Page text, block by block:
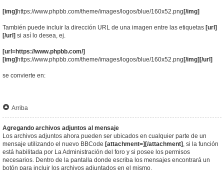
[img] https://www.phpbb.com/theme/images/logos/blue/160x52.png [/img]
También puede incluir la dirección URL de una imagen entre las etiquetas [url]
[/url] si así lo desea, ej.
[url=https://www.phpbb.com/]
[img] https://www.phpbb.com/theme/images/logos/blue/160x52.png [/img][/url]
se convierte en:
Arriba
Agregando archivos adjuntos al mensaje
Los archivos adjuntos ahora pueden ser ubicados en cualquier parte de un
mensaje utilizando el nuevo BBCode [attachment=][/attachment] , si la función
está habilitada por La Administración del foro y si posee los permisos
necesarios. Dentro de la pantalla donde escriba los mensajes encontrará un
botón para incluir los archivos adjuntados en el mismo.